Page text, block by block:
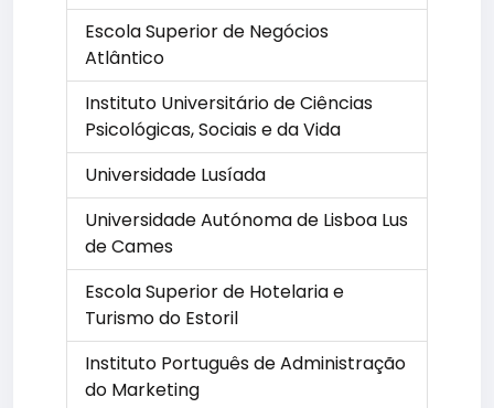
Escola Superior de Negócios
Atlântico
Instituto Universitário de Ciências
Psicológicas, Sociais e da Vida
Universidade Lusíada
Universidade Autónoma de Lisboa Lus
de Cames
Escola Superior de Hotelaria e
Turismo do Estoril
Instituto Português de Administração
do Marketing